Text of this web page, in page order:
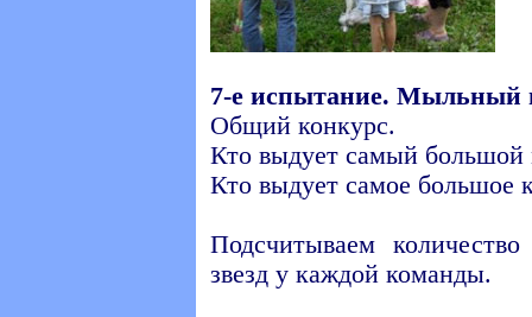
7-е испытание. Мыльный
Общий конкурс.
Кто выдует самый
Кто выдует самое большое
Подсчитываем
звезд у каждой команды.